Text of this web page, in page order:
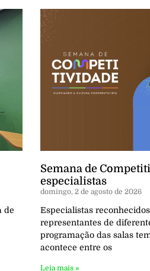
de
Semana de
especialistas
domingo, 2 de agosto de 2026
Especialistas
representantes de
programação das salas
acontece entre os
Leia mais »